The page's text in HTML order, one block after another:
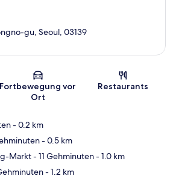
Karte
gu, Seoul, 03139
Fortbewegung vor
Ort
Restaurants
- 0.2 km
- 0.5 km
Markt- 11 Gehminuten- 1.0 km
- 1.2 km